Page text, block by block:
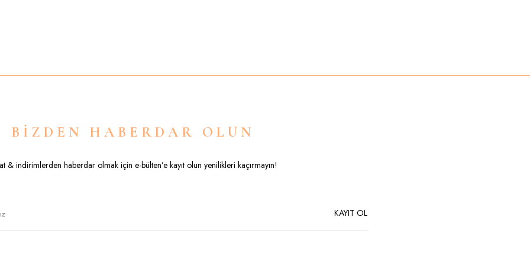
BİZDEN HABERDAR OLUN
& indirimlerden haberdar olmak için e-bülten’e kayıt olun yenilikleri kaçırmayın!
KAYIT OL